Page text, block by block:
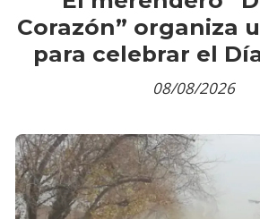
Corazón” organiza
para celebrar el
08/08/2026